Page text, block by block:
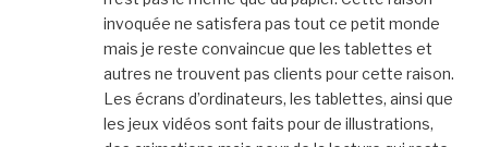
invoquée ne satisfera pas tout ce petit monde
mais je reste convaincue que les tablettes et
autres ne trouvent pas clients pour cette raison.
Les écrans d’ordinateurs, les tablettes, ainsi que
les jeux vidéos sont faits pour de illustrations,